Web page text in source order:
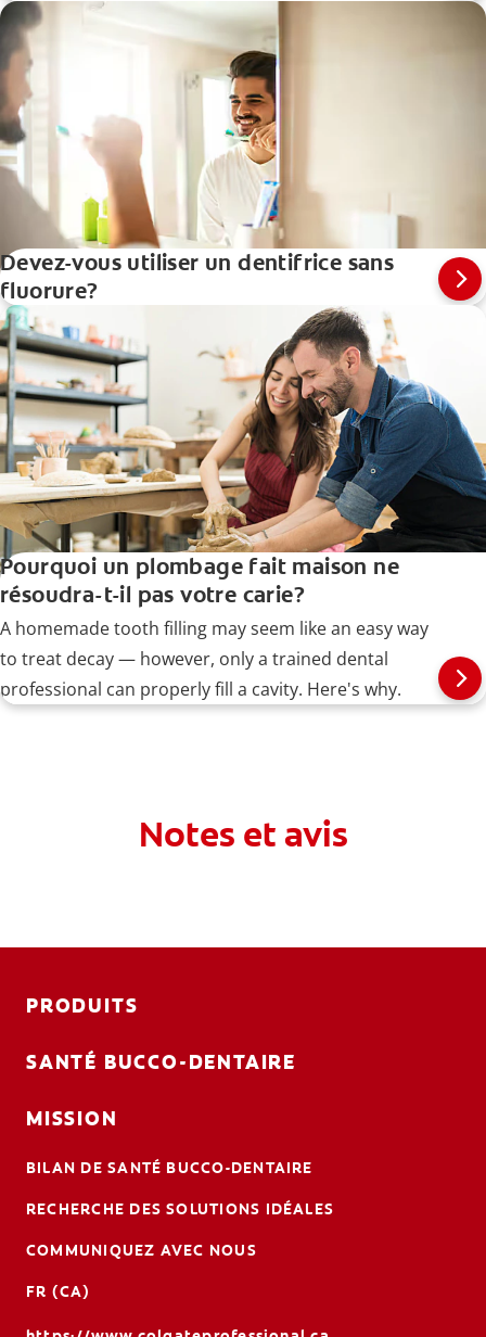
les maladies des gencives (gingivites) à un stade
précoce et soulage la sensibilité dentaire.
Devez-vous utiliser un dentifrice sans
fluorure?
Pourquoi un plombage fait maison ne
résoudra-t-il pas votre carie?
A homemade tooth filling may seem like an easy way
to treat decay — however, only a trained dental
professional can properly fill a cavity. Here's why.
Notes et avis
PRODUITS
SANTÉ BUCCO-DENTAIRE
MISSION
BILAN DE SANTÉ BUCCO-DENTAIRE
RECHERCHE DES SOLUTIONS IDÉALES
COMMUNIQUEZ AVEC NOUS
FR (CA)